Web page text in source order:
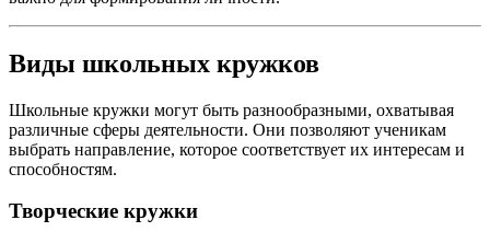
Виды школьных кружков
Школьные кружки могут быть разнообразными, охватывая
различные сферы деятельности. Они позволяют ученикам
выбрать направление, которое соответствует их интересам и
способностям.
Творческие кружки